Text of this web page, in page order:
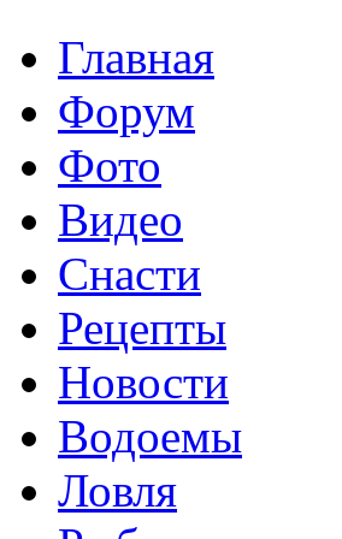
Главная
Форум
Фото
Видео
Снасти
Рецепты
Новости
Водоемы
Ловля